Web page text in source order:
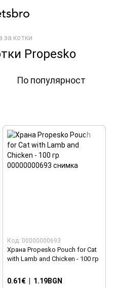
за котки
Propesko
По популярност
Код: 00000000693
Храна Propesko Pouch for Cat
with Lamb and Chicken - 100 гр
0.61€ 1.19BGN